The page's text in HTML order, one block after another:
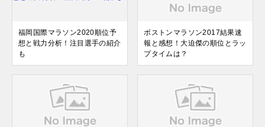
福岡国際マラソン2020順位予
想と戦力分析！注目選手の紹介
も
ボストンマラソン2017結果速
報と感想！大迫傑の順位とラッ
プタイムは？